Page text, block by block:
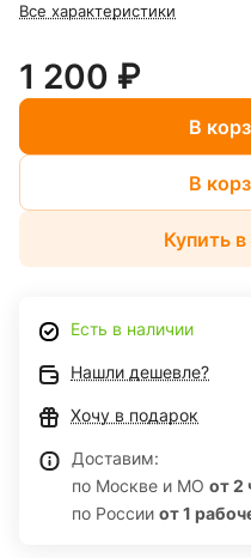
Все характеристики
1 200 ₽
В
В
Купить в
Есть в наличии
Нашли дешевле?
Хочу в подарок
Доставим:
по Москве и МО от 2
по России от 1